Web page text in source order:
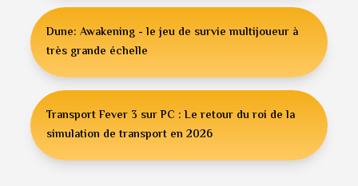
Dune: Awakening - le jeu de survie multijoueur à
très grande échelle
Transport Fever 3 sur PC : Le retour du roi de la
simulation de transport en 2026